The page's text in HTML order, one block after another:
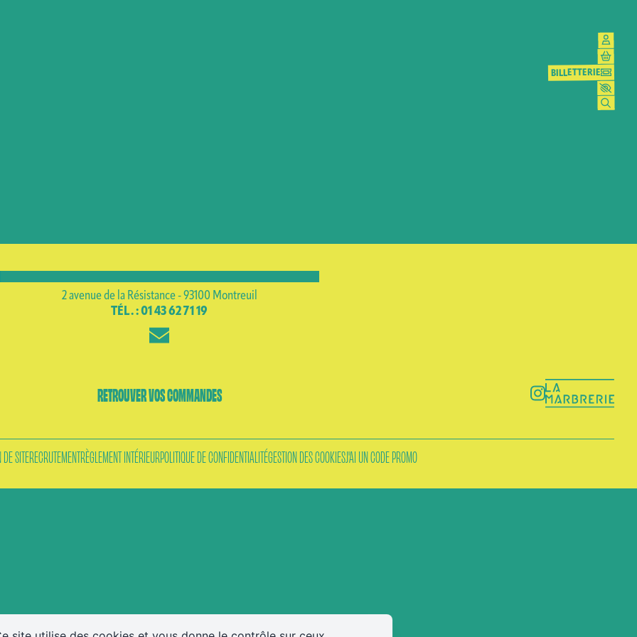
BILLETTERIE
2 avenue de la Résistance - 93100 Montreuil
TÉL. : 01 43 62 71 19
RETROUVER VOS COMMANDES
SITERECRUTEMENTRÈGLEMENT INTÉRIEURPOLITIQUE DE CONFIDENTIALITÉGESTION DES COOKIESJ'AI UN CODE PROMO
BILLETTERIE
AGENDA
PRIVATISATION
BAL CHAVAUX
INFOS PRATIQUES
ACTUALITÉS